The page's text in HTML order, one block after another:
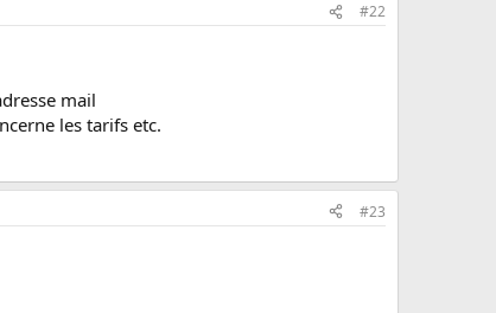
#22
mail
les tarifs etc.
#23